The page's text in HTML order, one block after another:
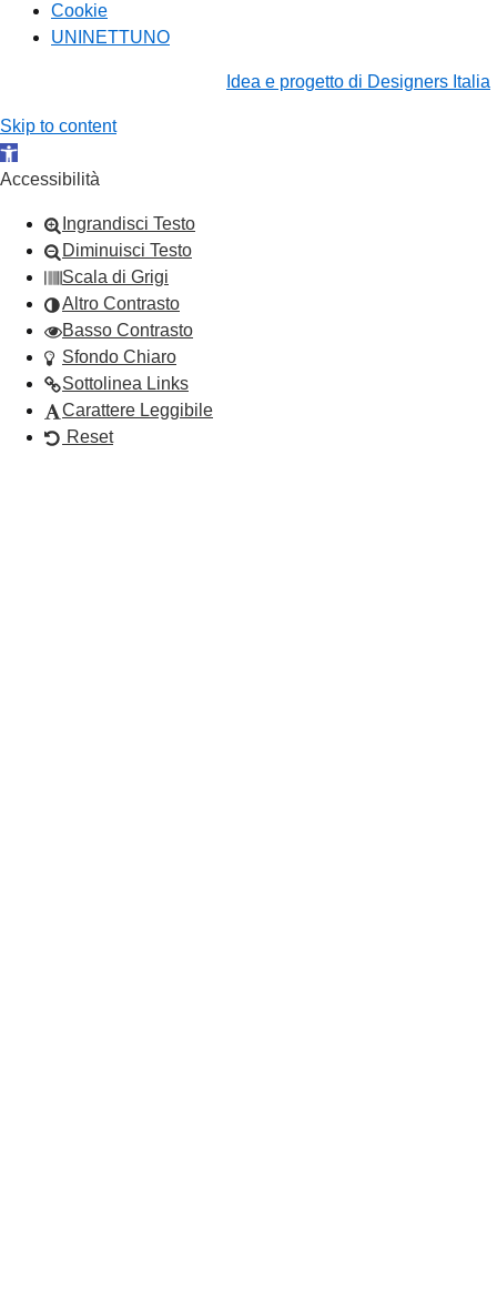
Cookie
UNINETTUNO
Idea e progetto di Designers Italia
Skip to content
Open toolbar
Accessibilità
Ingrandisci Testo
Diminuisci Testo
Scala di Grigi
Altro Contrasto
Basso Contrasto
Sfondo Chiaro
Sottolinea Links
Carattere Leggibile
Reset